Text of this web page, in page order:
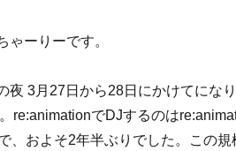
ゃーりーです。
夜 3月27日から28日にかけてにな
re:animationでDJするのは
、およそ2年半ぶりでした。この